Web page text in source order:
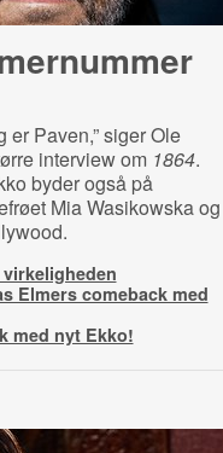
er Paven,” siger Ole
interview om 1864.
byder også på
Mia Wasikowska og
virkeligheden
Elmers comeback med
med nyt Ekko!